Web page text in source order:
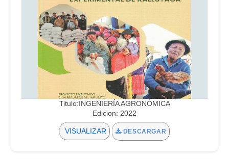
Titulo:INGENIERÍA AGRONÓMICA
Edicion: 2022
VISUALIZAR DESCARGAR